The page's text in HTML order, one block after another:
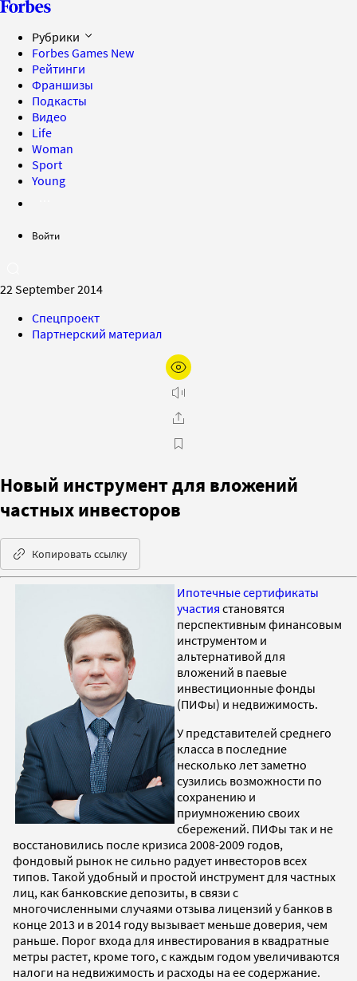
Рубрики
Forbes Games New
Рейтинги
Франшизы
Подкасты
Видео
Life
Woman
Sport
Young
Войти
22 September 2014
Спецпроект
Партнерский материал
Новый инструмент для вложений
частных инвесторов
Копировать ссылку
Ипотечные сертификаты
участия становятся
перспективным финансовым
инструментом и
альтернативой для
вложений в паевые
инвестиционные фонды
(ПИФы) и недвижимость.
У представителей среднего
класса в последние
несколько лет заметно
сузились возможности по
сохранению и
приумножению своих
сбережений. ПИФы так и не
восстановились после кризиса 2008-2009 годов,
фондовый рынок не сильно радует инвесторов всех
типов. Такой удобный и простой инструмент для частных
лиц, как банковские депозиты, в связи с
многочисленными случаями отзыва лицензий у банков в
конце 2013 и в 2014 году вызывает меньше доверия, чем
раньше. Порог входа для инвестирования в квадратные
метры растет, кроме того, с каждым годом увеличиваются
налоги на недвижимость и расходы на ее содержание.